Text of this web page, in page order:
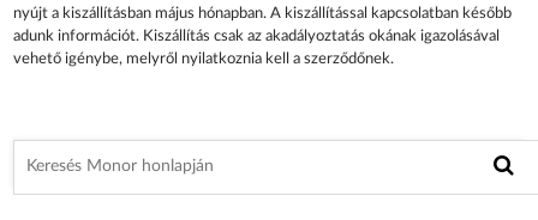
nyújt a kiszállításban május hónapban. A kiszállítással kapcsolatban később
adunk információt. Kiszállítás csak az akadályoztatás okának igazolásával
vehető igénybe, melyről nyilatkoznia kell a szerződőnek.